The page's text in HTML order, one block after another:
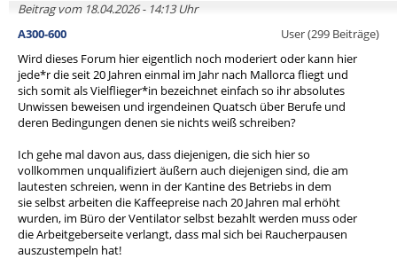
Beitrag vom 18.04.2026 - 14:13 Uhr
A300-600
User (299 Beiträge)
Wird dieses Forum hier eigentlich noch moderiert oder kann hier
jede*r die seit 20 Jahren einmal im Jahr nach Mallorca fliegt und
sich somit als Vielflieger*in bezeichnet einfach so ihr absolutes
Unwissen beweisen und irgendeinen Quatsch über Berufe und
deren Bedingungen denen sie nichts weiß schreiben?
Ich gehe mal davon aus, dass diejenigen, die sich hier so
vollkommen unqualifiziert äußern auch diejenigen sind, die am
lautesten schreien, wenn in der Kantine des Betriebs in dem
sie selbst arbeiten die Kaffeepreise nach 20 Jahren mal erhöht
wurden, im Büro der Ventilator selbst bezahlt werden muss oder
die Arbeitgeberseite verlangt, dass mal sich bei Raucherpausen
auszustempeln hat!